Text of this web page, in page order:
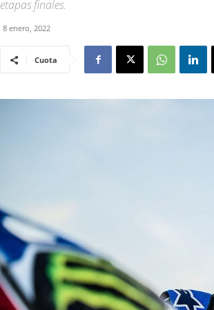
etapas finales.
8 enero, 2022
Cuota